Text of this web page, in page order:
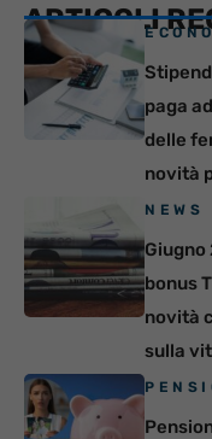
ARTICOLI
paga
delle
novità
NEWS
bonus
novità
sulla